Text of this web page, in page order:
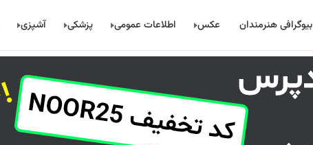
بیوگرافی هنرمندان عکس اطلاعات عمومی پزشکی آشپزی